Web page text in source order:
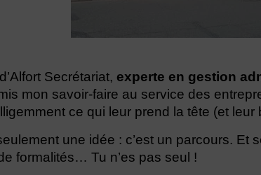
Secrétariat, experte en gestion
mon savoir-faire au service des
ce qui leur prend la tête (et leur
une idée : c’est un parcours. Et
formalités… Tu n’es pas seul !